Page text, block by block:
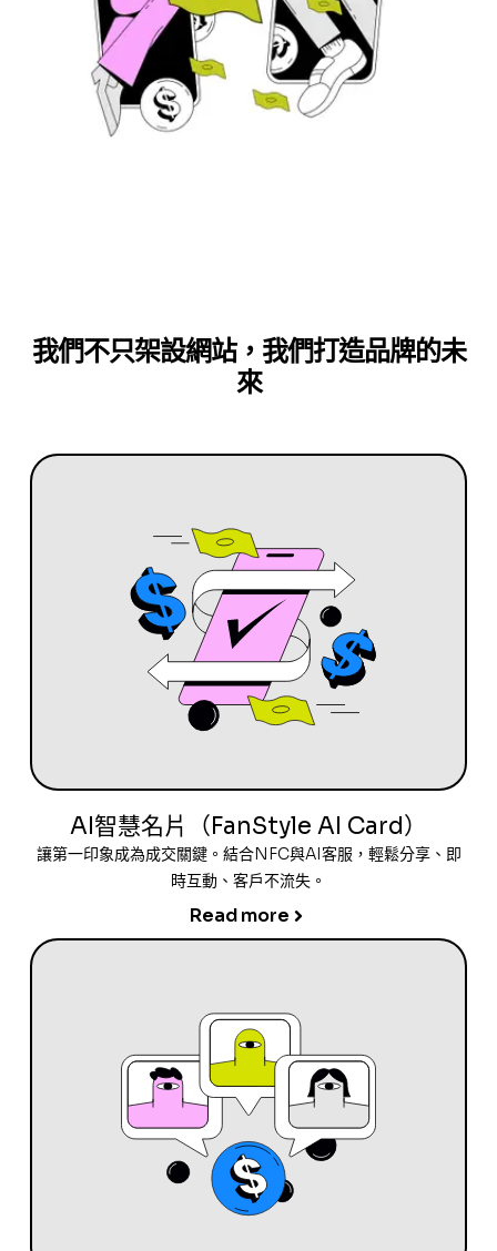
我們不只架設網站，我們打造品牌的未
來
AI智慧名片（FanStyle AI Card）
讓第一印象成為成交關鍵。結合NFC與AI客服，輕鬆分享、即
時互動、客戶不流失。
Read more